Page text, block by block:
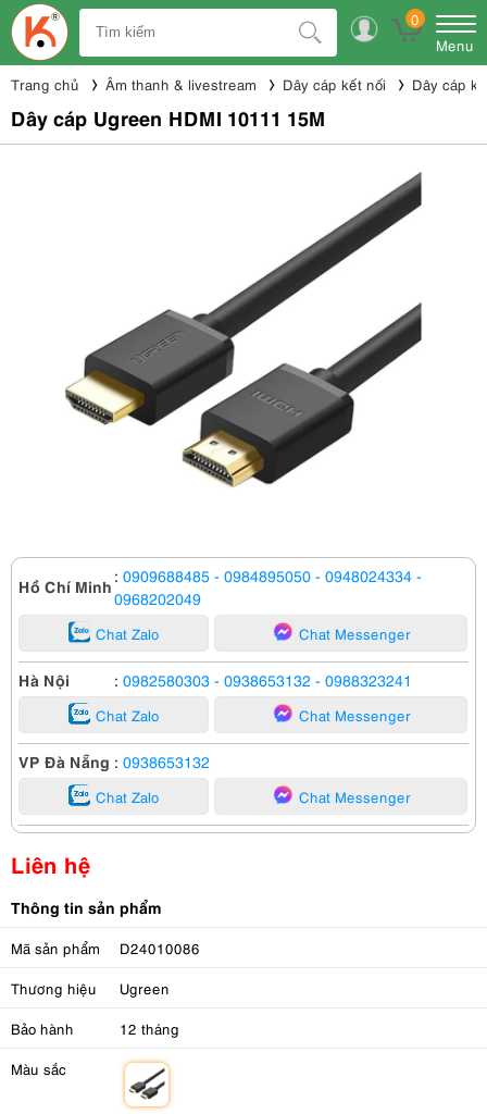
0
Menu
Trang chủ Âm thanh & livestream Dây cáp kết nối Dây cáp
Dây cáp Ugreen HDMI 10111 15M
Hồ Chí Minh : 0909688485 - 0984895050 - 0948024334 -
0968202049
Chat Zalo Chat Messenger
Hà Nội : 0982580303 - 0938653132 - 0988323241
Chat Zalo Chat Messenger
VP Đà Nẵng : 0938653132
Chat Zalo Chat Messenger
Liên hệ
Thông tin sản phẩm
Mã sản phẩm D24010086
Thương hiệu Ugreen
Bảo hành 12 tháng
Màu sắc